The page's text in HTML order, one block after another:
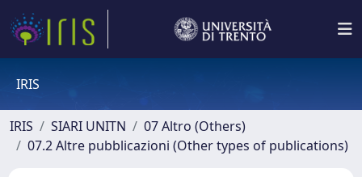
IRIS
IRIS SIARI UNITN
07 Altro (Others)
07.2 Altre pubblicazioni (Other types of publications)